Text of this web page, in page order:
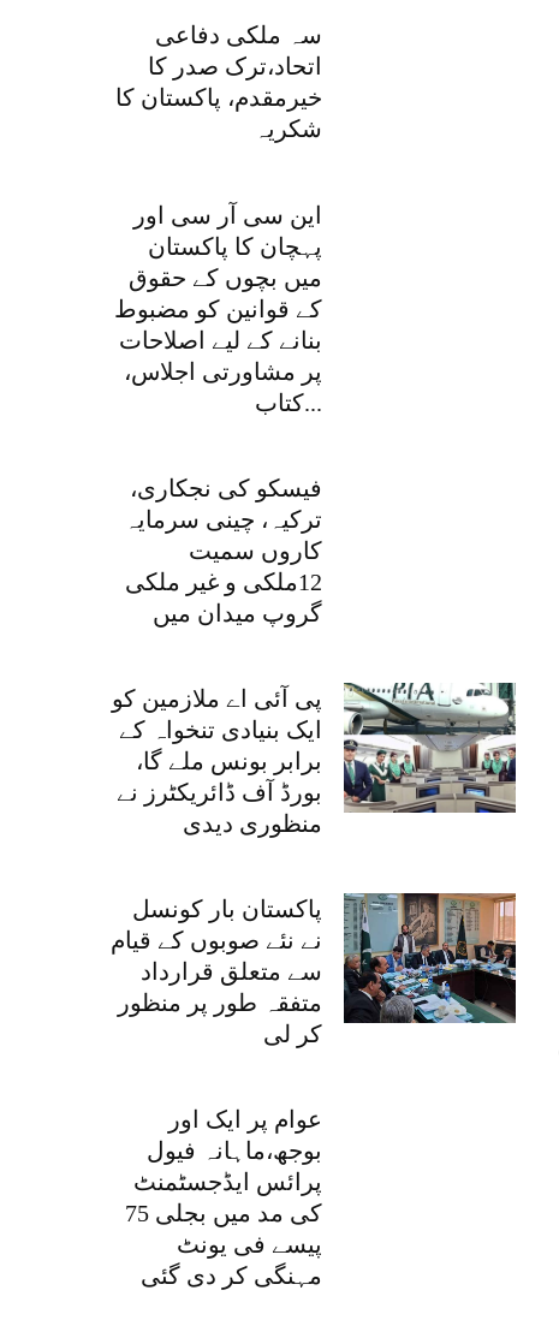
سہ ملکی دفاعی
اتحاد،ترک صدر کا
خیرمقدم، پاکستان کا
شکریہ
این سی آر سی اور
پہچان کا پاکستان
میں بچوں کے حقوق
کے قوانین کو مضبوط
بنانے کے لیے اصلاحات
پر مشاورتی اجلاس،
کتاب...
فیسکو کی نجکاری،
ترکیہ، چینی سرمایہ
کاروں سمیت
12ملکی و غیر ملکی
گروپ میدان میں
پی آئی اے ملازمین کو
ایک بنیادی تنخواہ کے
برابر بونس ملے گا،
بورڈ آف ڈائریکٹرز نے
منظوری دیدی
پاکستان بار کونسل
نے نئے صوبوں کے قیام
سے متعلق قرارداد
متفقہ طور پر منظور
کر لی
عوام پر ایک اور
بوجھ،ماہانہ فیول
پرائس ایڈجسٹمنٹ
کی مد میں بجلی 75
پیسے فی یونٹ
مہنگی کر دی گئی